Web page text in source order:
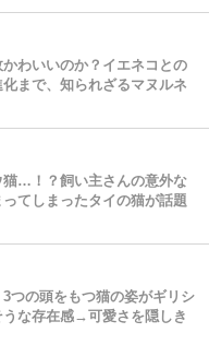
わいいのか？イエネコとの
まで、知られざるマヌルネ
猫…！？飼い主さんの意外な
てしまったタイの猫が話題
3つの頭をもつ猫の姿がギリシ
うな存在感→可愛さを隠しき